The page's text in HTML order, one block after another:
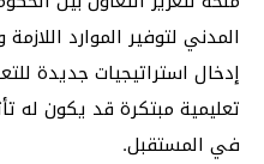
المدني لتوفير الموارد
إدخال استراتيجيات جديدة
تعليمية مبتكرة قد يكون له
في المستقبل.